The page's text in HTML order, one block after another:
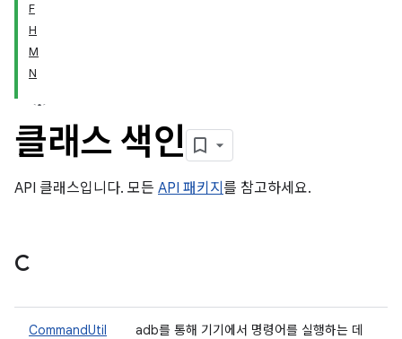
F
H
M
N
클래스 색인
API 클래스입니다. 모든 API 패키지 를 참고하세요.
C
CommandUtil
adb를 통해 기기에서 명령어를 실행하는 데